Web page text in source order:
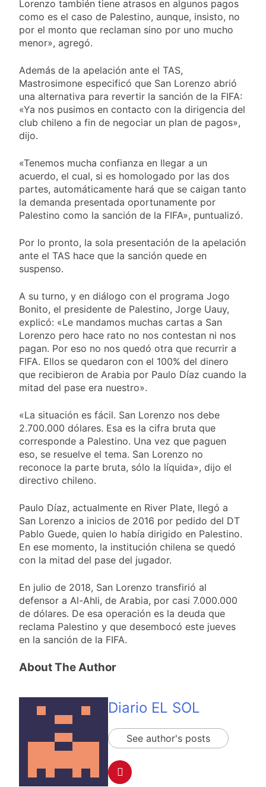
Lorenzo también tiene atrasos en algunos pagos
como es el caso de Palestino, aunque, insisto, no
por el monto que reclaman sino por uno mucho
menor», agregó.
Además de la apelación ante el TAS,
Mastrosimone especificó que San Lorenzo abrió
una alternativa para revertir la sanción de la FIFA:
«Ya nos pusimos en contacto con la dirigencia del
club chileno a fin de negociar un plan de pagos»,
dijo.
«Tenemos mucha confianza en llegar a un
acuerdo, el cual, si es homologado por las dos
partes, automáticamente hará que se caigan tanto
la demanda presentada oportunamente por
Palestino como la sanción de la FIFA», puntualizó.
Por lo pronto, la sola presentación de la apelación
ante el TAS hace que la sanción quede en
suspenso.
A su turno, y en diálogo con el programa Jogo
Bonito, el presidente de Palestino, Jorge Uauy,
explicó: «Le mandamos muchas cartas a San
Lorenzo pero hace rato no nos contestan ni nos
pagan. Por eso no nos quedó otra que recurrir a
FIFA. Ellos se quedaron con el 100% del dinero
que recibieron de Arabia por Paulo Díaz cuando la
mitad del pase era nuestro».
«La situación es fácil. San Lorenzo nos debe
2.700.000 dólares. Esa es la cifra bruta que
corresponde a Palestino. Una vez que paguen
eso, se resuelve el tema. San Lorenzo no
reconoce la parte bruta, sólo la líquida», dijo el
directivo chileno.
Paulo Díaz, actualmente en River Plate, llegó a
San Lorenzo a inicios de 2016 por pedido del DT
Pablo Guede, quien lo había dirigido en Palestino.
En ese momento, la institución chilena se quedó
con la mitad del pase del jugador.
En julio de 2018, San Lorenzo transfirió al
defensor a Al-Ahli, de Arabia, por casi 7.000.000
de dólares. De esa operación es la deuda que
reclama Palestino y que desembocó este jueves
en la sanción de la FIFA.
About The Author
Diario EL SOL
See author's posts